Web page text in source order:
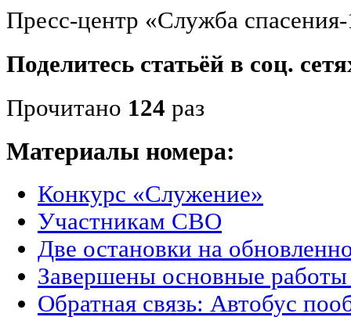
Пресс-центр «Служба
Поделитесь статьёй в соц.
Прочитано 124 раз
Материалы номера:
Конкурс «Служение»
Участникам СВО
Две остановки на
Завершены основные
Обратная связь: Автобус